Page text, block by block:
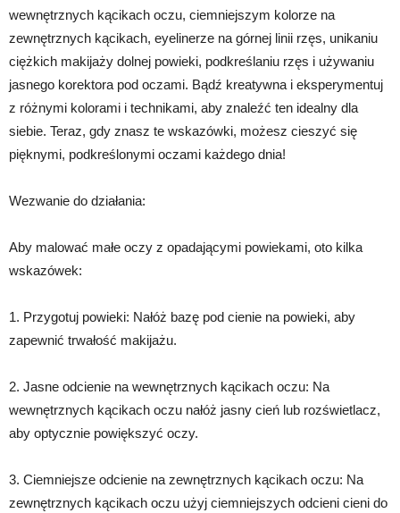
wewnętrznych kącikach oczu, ciemniejszym kolorze na
zewnętrznych kącikach, eyelinerze na górnej linii rzęs, unikaniu
ciężkich makijaży dolnej powieki, podkreślaniu rzęs i używaniu
jasnego korektora pod oczami. Bądź kreatywna i eksperymentuj
z różnymi kolorami i technikami, aby znaleźć ten idealny dla
siebie. Teraz, gdy znasz te wskazówki, możesz cieszyć się
pięknymi, podkreślonymi oczami każdego dnia!
Wezwanie do działania:
Aby malować małe oczy z opadającymi powiekami, oto kilka
wskazówek:
1. Przygotuj powieki: Nałóż bazę pod cienie na powieki, aby
zapewnić trwałość makijażu.
2. Jasne odcienie na wewnętrznych kącikach oczu: Na
wewnętrznych kącikach oczu nałóż jasny cień lub rozświetlacz,
aby optycznie powiększyć oczy.
3. Ciemniejsze odcienie na zewnętrznych kącikach oczu: Na
zewnętrznych kącikach oczu użyj ciemniejszych odcieni cieni do